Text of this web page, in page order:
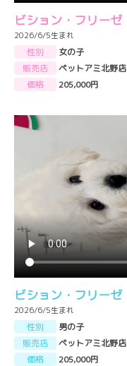
ビション・フリーゼ
2026/6/5生まれ
性別
女の子
販売店
ペットアミ北野店
価格
205,000円
ビション・フリーゼ
2026/6/5生まれ
性別
男の子
販売店
ペットアミ北野店
価格
205,000円